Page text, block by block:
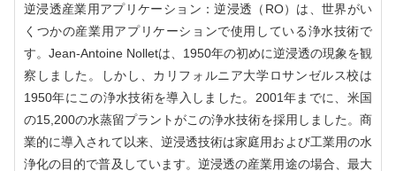
逆浸透産業用アプリケーション：逆浸透（RO）は、世界がい
くつかの産業用アプリケーションで使用している浄水技術で
す。Jean-Antoine Nolletは、1950年の初めに逆浸透の現象を観
察しました。しかし、カリフォルニア大学ロサンゼルス校は
1950年にこの浄水技術を導入しました。2001年までに、米国
の15,200の水蒸留プラントがこの浄水技術を採用しました。商
業的に導入されて以来、逆浸透技術は家庭用および工業用の水
浄化の目的で普及しています。逆浸透の産業用途の場合、最大